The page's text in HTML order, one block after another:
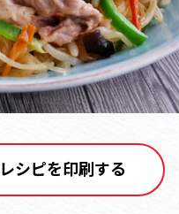
レシピを印刷する